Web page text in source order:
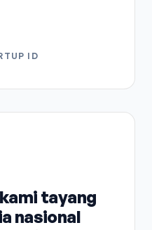
ID
tayang
nasional